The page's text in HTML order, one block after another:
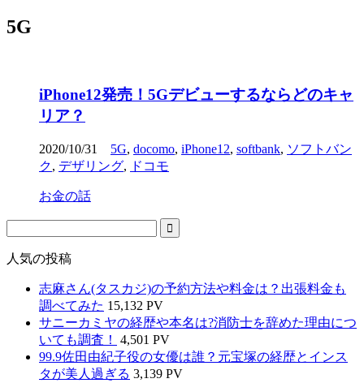
5G
iPhone12発売！5Gデビューするならどのキャ
リア？
2020/10/31 5G, docomo, iPhone12, softbank, ソフトバン
ク, デザリング, ドコモ
お金の話
人気の投稿
志麻さん(タスカジ)の予約方法や料金は？出張料金も
調べてみた 15,132 PV
サニーカミヤの経歴や本名は?消防士を辞めた理由につ
いても調査！
4,501 PV
99.9佐田由紀子役の女優は誰？元宝塚の経歴とインス
タが美人過ぎる 3,139 PV